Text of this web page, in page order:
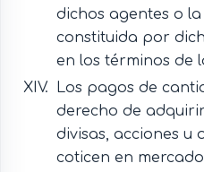
dichos agentes o
constituida por
en los términos de
Los pagos de
derecho de
divisas, acciones u
coticen en